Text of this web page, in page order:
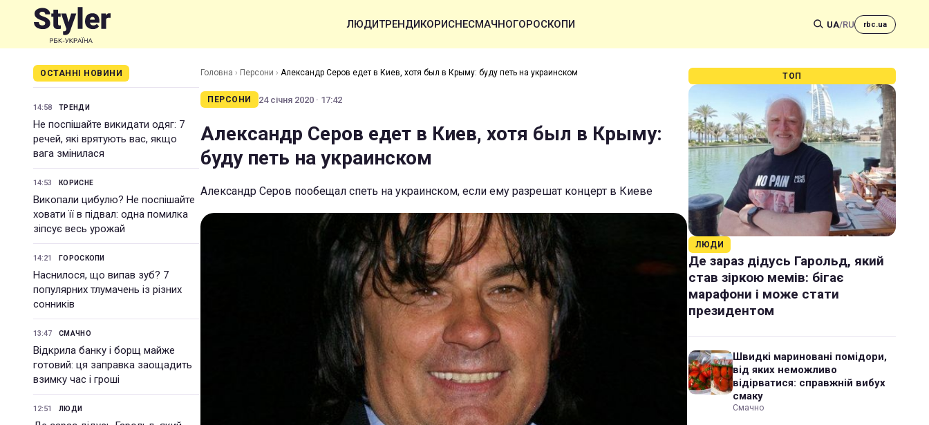
ЛЮДИТРЕНДИКОРИСНЕСМАЧНОГОРОСКОПИ UA/RU rbc.ua
ОСТАННІ НОВИНИ
14:58 ТРЕНДИ
Не поспішайте викидати одяг: 7
речей, які врятують вас, якщо
вага змінилася
14:53 КОРИСНЕ
Викопали цибулю? Не поспішайте
ховати її в підвал: одна помилка
зіпсує весь урожай
14:21 ГОРОСКОПИ
Наснилося, що випав зуб? 7
популярних тлумачень із різних
сонників
13:47 СМАЧНО
Відкрила банку і борщ майже
готовий: ця заправка заощадить
взимку час і гроші
12:51 ЛЮДИ
Головна › Персони › Александр Серов едет в Киев, хотя был в Крыму: буду петь на украинском
ПЕРСОНИ 24 січня 2020 · 17:42
Александр Серов едет в Киев, хотя был в Крыму:
буду петь на украинском
Александр Серов пообещал спеть на украинском, если ему разрешат концерт в Киеве
ТОП
ЛЮДИ
Де зараз дідусь Гарольд, який
став зіркою мемів: бігає
марафони і може стати
президентом
Швидкі мариновані помідори,
від яких неможливо
відірватися: справжній вибух
смаку
Смачно